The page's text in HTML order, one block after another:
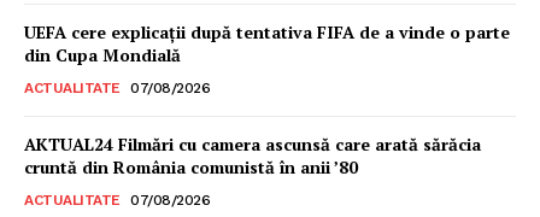
UEFA cere explicații după tentativa FIFA de a vinde o parte
din Cupa Mondială
ACTUALITATE 07/08/2026
AKTUAL24 Filmări cu camera ascunsă care arată sărăcia
cruntă din România comunistă în anii ’80
ACTUALITATE 07/08/2026